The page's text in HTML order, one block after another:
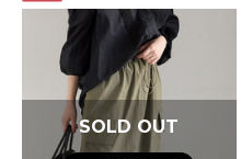
SOLD OUT